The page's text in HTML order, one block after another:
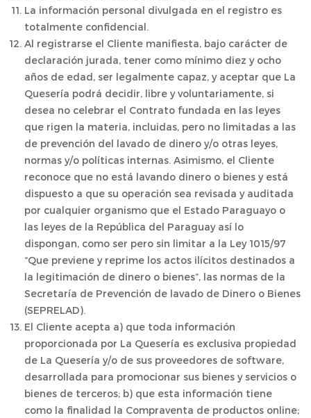
La información personal divulgada en el registro es
totalmente confidencial.
Al registrarse el Cliente manifiesta, bajo carácter de
declaración jurada, tener como mínimo diez y ocho
años de edad, ser legalmente capaz, y aceptar que La
Quesería podrá decidir, libre y voluntariamente, si
desea no celebrar el Contrato fundada en las leyes
que rigen la materia, incluidas, pero no limitadas a las
de prevención del lavado de dinero y/o otras leyes,
normas y/o políticas internas. Asimismo, el Cliente
reconoce que no está lavando dinero o bienes y está
dispuesto a que su operación sea revisada y auditada
por cualquier organismo que el Estado Paraguayo o
las leyes de la República del Paraguay así lo
dispongan, como ser pero sin limitar a la Ley 1015/97
“Que previene y reprime los actos ilícitos destinados a
la legitimación de dinero o bienes”, las normas de la
Secretaría de Prevención de lavado de Dinero o Bienes
(SEPRELAD).
El Cliente acepta a) que toda información
proporcionada por La Quesería es exclusiva propiedad
de La Quesería y/o de sus proveedores de software,
desarrollada para promocionar sus bienes y servicios o
bienes de terceros; b) que esta información tiene
como la finalidad la Compraventa de productos online;